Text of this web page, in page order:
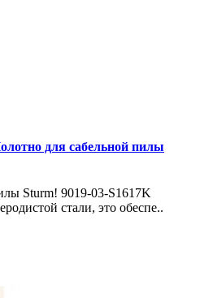
для сабельной пилы
Sturm! 9019-03-S1617K
стали, это обеспе..